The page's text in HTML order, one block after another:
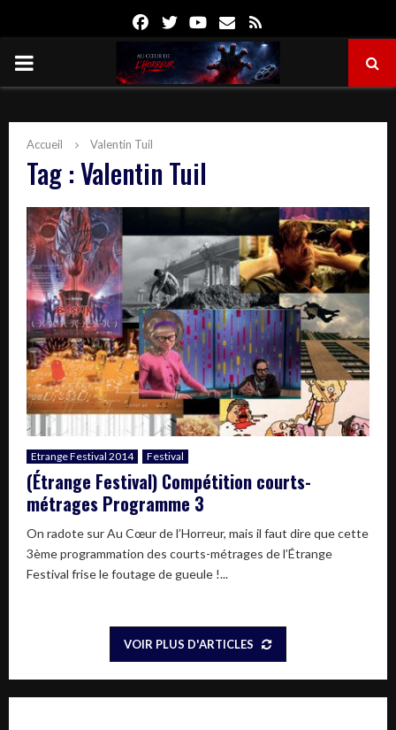
FacebookTwitterYoutube
Email
PRIMARY
Accueil Valentin Tuil
Tag : Valentin Tuil
Etrange Festival 2014 Festival
(Étrange Festival) Compétition courts-
métrages Programme 3
On radote sur Au Cœur de l’Horreur, mais il faut dire que cette
3ème programmation des courts-métrages de l’Étrange
Festival frise le foutage de gueule !...
VOIR PLUS D'ARTICLES